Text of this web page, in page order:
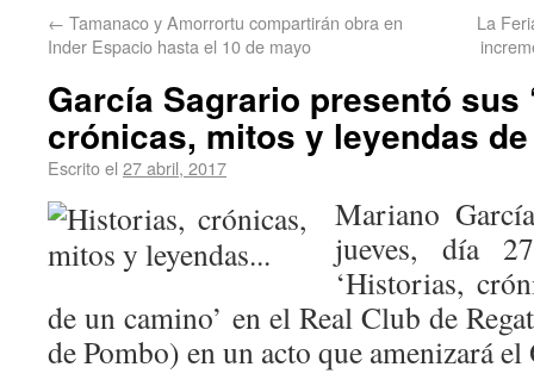
← Tamanaco y Amorrortu compartirán obra en
Inder Espacio hasta el 10 de mayo
La
García Sagrario presentó sus
crónicas, mitos y leyendas de
Escrito el 27 abril, 2017
Mariano
jueves, día
‘Historias,
de un camino’ en el Real Club de
de Pombo) en un acto que amenizará